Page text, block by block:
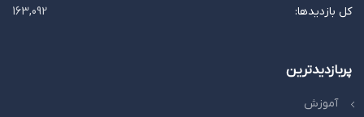
کل بازدیدها:
163,092
پربازدیدترین
آموزش